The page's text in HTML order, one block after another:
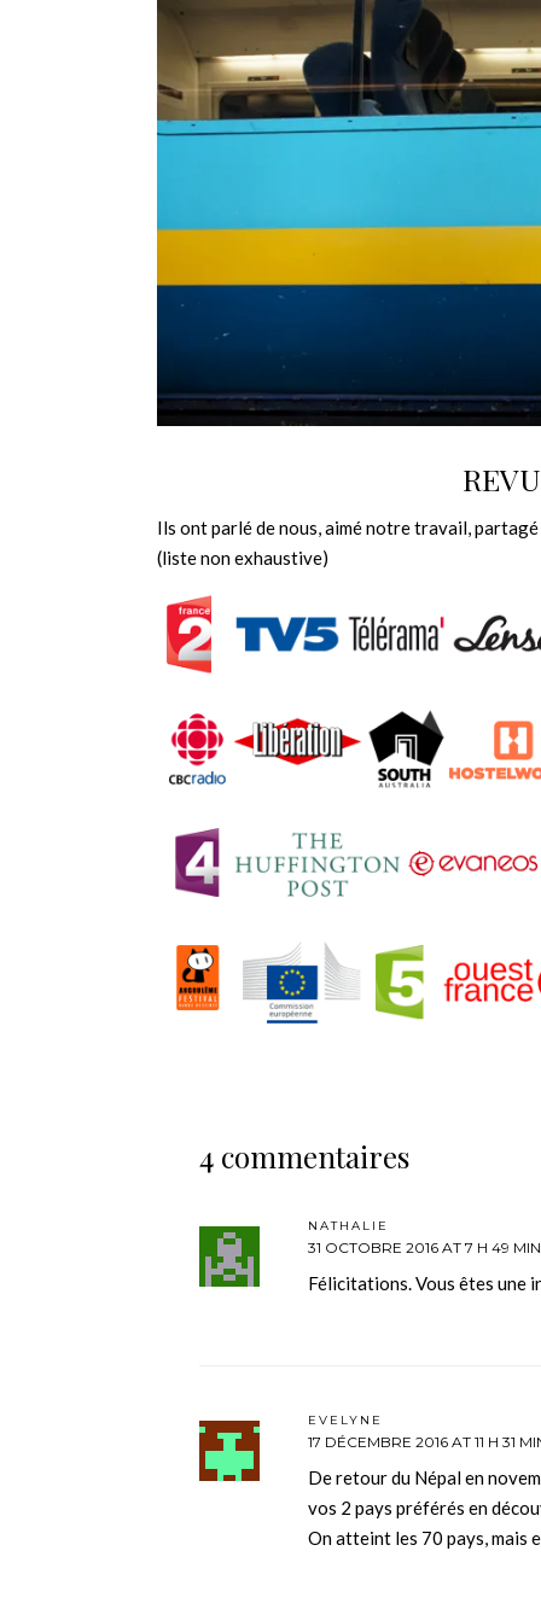
Ils ont parlé de nous, aimé notre travail,
(liste non exhaustive)
4 commentaires
NATHALIE
31 OCTOBRE 2016 AT 7 H 49 MIN
Félicitations. Vous êtes une
EVELYNE
17 DÉCEMBRE 2016 AT 11 H 31
De retour du Népal en
vos 2 pays préférés en
On atteint les 70 pays, mais